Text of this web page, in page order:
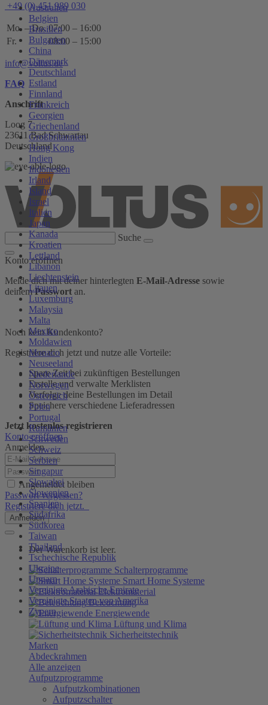
Australien
Belgien
Brasilien
Bulgarien
China
Dänemark
Deutschland
Estland
Finnland
Frankreich
Georgien
Griechenland
Großbritannien
Hong Kong
Indien
Indonesien
Irland
Island
Israel
Italien
Japan
Kanada
Kroatien
Lettland
Libanon
Liechtenstein
Litauen
Luxemburg
Malaysia
Malta
Mexiko
Moldawien
Monaco
Neuseeland
Niederlande
Norwegen
Österreich
Polen
Portugal
Rumänien
Schweden
Schweiz
Serbien
Singapur
Slowakei
Slowenien
Spanien
Südafrika
Südkorea
Taiwan
Thailand
Tschechische Republik
Ukraine
Ungarn
Vereinigte Arabische Emirate
Vereinigte Staaten von Amerika
Zypern
+49 (0) 451 989 030
Mo. – Do. 07:00 – 16:00
Fr.
08:00 – 15:00
info@voltus.de
FAQ
Anschrift
Loog 7
23611 Bad Schwartau
Deutschland
Suche
Konto eröffnen
Melde dich mit deiner hinterlegten E-Mail-Adresse sowie
deinemPasswort an.
Noch kein Kundenkonto?
Registriere dich jetzt und nutze alle Vorteile:
Spare Zeit bei zukünftigen Bestellungen
Erstelle und verwalte Merklisten
Verfolge deine Bestellungen im Detail
Speichere verschiedene Lieferadressen
Jetzt kostenlos registrieren
Konto eröffnen
Anmelden
Angemeldet bleiben
Passwort vergessen?
Registriere dich jetzt.
Anmelden
Der Warenkorb ist leer.
Schalterprogramme
Smart Home Systeme
Elektromaterial
Beleuchtung
Energiewende
Lüftung und Klima
Sicherheitstechnik
Marken
Abdeckrahmen
Alle anzeigen
Aufputzprogramme
Aufputzkombinationen
Aufputzschalter